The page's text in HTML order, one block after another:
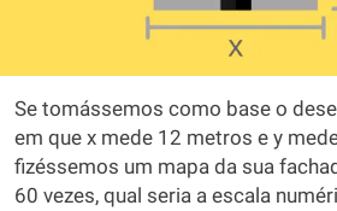
Se tomássemos como base o
em que x mede 12 metros e y
fizéssemos um mapa da sua
60 vezes, qual seria a escala